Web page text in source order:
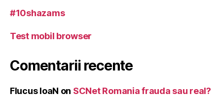
#10shazams
Test mobil browser
Comentarii recente
Flucus IoaN on SCNet Romania frauda sau real?